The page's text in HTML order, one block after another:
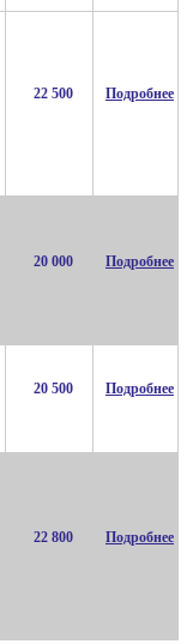
22 500 Подробнее
20 000 Подробнее
20 500 Подробнее
22 800 Подробнее